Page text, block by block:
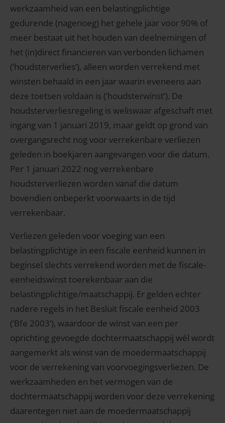
werkzaamheid van een belastingplichtige
gedurende (nagenoeg) het gehele jaar voor 90% of
meer bestaat uit het houden van deelnemingen of
het (in)direct financieren van verbonden lichamen
(‘houdsterverlies’), alleen worden verrekend met
winsten behaald in een jaar waarin eveneens aan
deze toetsen voldaan is (‘houdsterwinst’). De
houdsterverliesregeling is weliswaar afgeschaft met
ingang van 1 januari 2019, maar geldt op grond van
overgangsrecht nog voor verrekenbare verliezen
geleden in boekjaren aangevangen voor die datum.
Per 1 januari 2022 nog verrekenbare
houdsterverliezen worden vanaf die datum
bovendien onbeperkt voorwaarts in de tijd
verrekenbaar.
Verliezen geleden voor voeging van een
belastingplichtige in een fiscale eenheid kunnen in
beginsel slechts verrekend worden met de fiscale-
eenheidswinst toerekenbaar aan die
belastingplichtige/maatschappij. Er gelden echter
nadere regels in het Besluit fiscale eenheid 2003
(‘Bfe 2003’), waardoor de winst van een per
oprichting gevoegde dochtermaatschappij wél wordt
aangemerkt als winst van de moedermaatschappij
voor de verrekening van voorvoegingsverliezen. De
werkzaamheden en het vermogen van de
dochtermaatschappij worden voor deze verrekening
daarentegen niet aan de moedermaatschappij